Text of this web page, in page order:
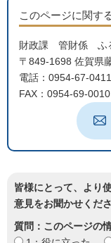
このページに関す
財政課 管財係 ふ
〒849-1698 佐賀県
電話：0954-67-0411
FAX：0954-69-0010
皆様にとって、より
意見をお聞かせくださ
質問：このページの